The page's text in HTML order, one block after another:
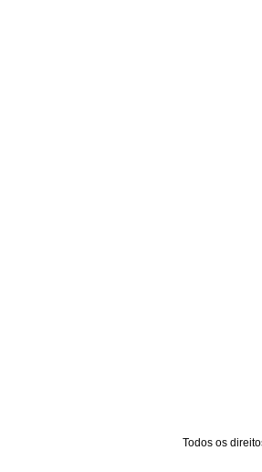
Todos os